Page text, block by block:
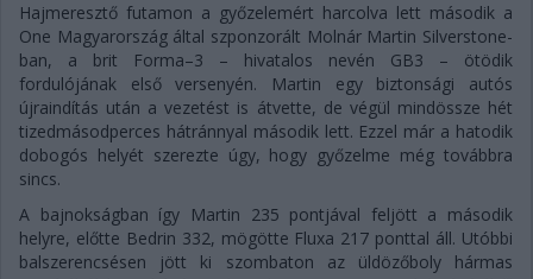
Hajmeresztő futamon a győzelemért harcolva lett második a
One Magyarország által szponzorált Molnár Martin Silverstone-
ban, a brit Forma–3 – hivatalos nevén GB3 – ötödik
fordulójának első versenyén. Martin egy biztonsági autós
újraindítás után a vezetést is átvette, de végül mindössze hét
tizedmásodperces hátránnyal második lett. Ezzel már a hatodik
dobogós helyét szerezte úgy, hogy győzelme még továbbra
sincs.
A bajnokságban így Martin 235 pontjával feljött a második
helyre, előtte Bedrin 332, mögötte Fluxa 217 ponttal áll. Utóbbi
balszerencsésen jött ki szombaton az üldözőboly hármas